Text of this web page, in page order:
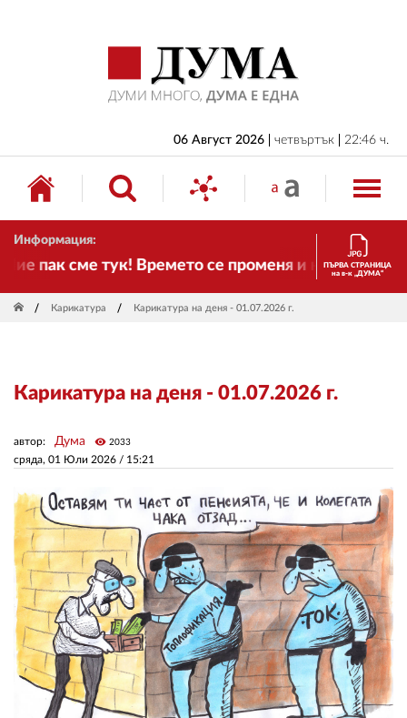
06 Август 2026 четвъртък 22:46 ч.
Информация:
пак сме тук! Времето се променя и налагаПЪРВА СТРАНИЦА
на в-к „ДУМА“
Карикатура Карикатура на деня - 01.07.2026 г.
Карикатура на деня - 01.07.2026 г.
сряда, 01 Юли 2026 / 15:21
автор: Дума visibility 2033
БЪЛГАРИЯ
ИКОНОМИКА
ИЗБОРИ
СВЯТ
ДРУГИ
РЕДАКЦИЯ
КОНТАКТИ
РЕКЛАМА
АБОНАМЕНТ
УСЛОВИЯ ЗА ПОЛЗВАНЕ
ПОЛИТИКА ЗА БИСКВИТКИТЕ